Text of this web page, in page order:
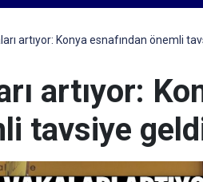
artıyor: Konya esnafından önemli
artıyor:
tavsiye